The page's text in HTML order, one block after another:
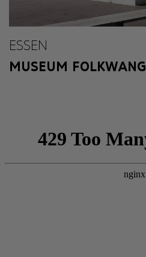
ESSEN
MUSEUM FOLKWANG